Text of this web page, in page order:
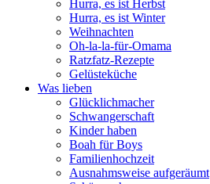
Hurra, es ist Herbst
Hurra, es ist Winter
Weihnachten
Oh-la-la-für-Omama
Ratzfatz-Rezepte
Gelüsteküche
Was lieben
Glücklichmacher
Schwangerschaft
Kinder haben
Boah für Boys
Familienhochzeit
Ausnahmsweise aufgeräumt